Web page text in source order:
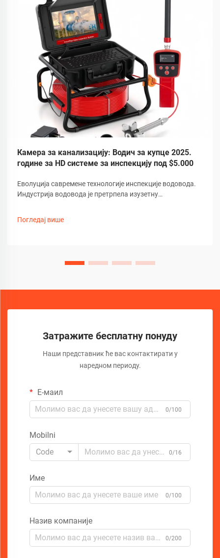
Камера за канализацију: Водич за купце 2025.
године за HD системе за инспекцију под $5.000
Еволуција савремене технологије инспекције водовода.
Индустрија водовода је претрпела изузетну
инспекцију револуционизовали су начин на који
Погледај више
Затражите бесплатну понуду
Наши представник ће вас контактирати у
наредном периоду.
Е-маил
0/100
Mobilni
Code
0/16
Име
0/100
Назив компаније
0/200